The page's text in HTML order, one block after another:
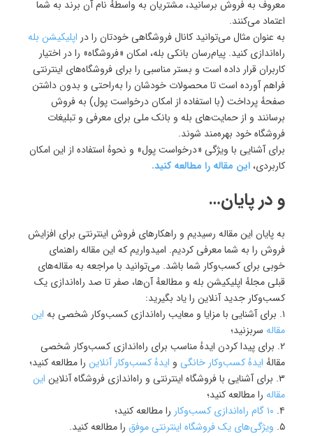
معروف به فروش برسانید، مشتریان به واسطهٔ نام آن برند به شما
اعتماد می‌کنند.
به عنوان مثال می‌توانید کانال فروشگاهی خودتان را در اپلیکیشن بله
راه‌اندازی کنید. پیام‌رسان بانکی بله، امکان «فروشگاه» را در اختیار
کاربران قرار داده است و بستر مناسبی را برای فروشگاه‌های اینترنتی
فراهم آورده است تا محصولات خودشان را به‌راحتی و بدون داشتن
صفحهٔ‌ پرداخت (با استفاده از امکان درخواست پول) به فروش
برسانند و از حمایت‌های بله و بانک ملی برای معرفی و تبلیغات
فروشگاه خود بهره‌مند شوند.
برای آشنایی با ویژگی «درخواست پول» و نحوهٔ استفاده از این امکان
کاربردی،این مقاله را مطالعه کنید.
و در پایان…
به پایان این مقاله رسیدیم و راهکارهای فروش اینترنتی برای افزایش
فروش را به شما معرفی کردیم. امیدواریم که این مقاله راهنمای
خوبی برای کسب‌وکار شما باشد. می‌توانید با مراجعه به مقاله‌های
قبلی مجلهٔ اپلیکیشن بله و مطالعهٔ آن‌ها، صفر تا صد راه‌اندازی یک
کسب‌وکار جدید آنلاین را یاد بگیرید:
۱. برای آشنایی با مزایا و معایب راه‌اندازی کسب‌وکار شخصی به
این
مقاله سربزنید؛
۲. برای پیدا کردن ایدهٔ مناسب برای راه‌اندازی کسب‌وکار شخصی
مقالهٔ ایدهٔ کسب‌وکار خانگی و ایدهٔ کسب‌وکار آنلاین را مطالعه کنید؛
۳. برای آشنایی با فروشگاه اینترنتی و راه‌اندازی فروشگاه آنلاین
این
مقاله را مطالعه کنید؛
۴. ۱۰ گام راه‌اندازی کسب‌وکار
را مطالعه کنید؛
۵. ویژگی‌های یک فروشگاه اینترنتی موفق را مطالعه کنید.